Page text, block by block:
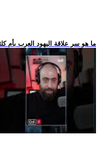
.. ما هو سر علاقة اليهود العرب بأم